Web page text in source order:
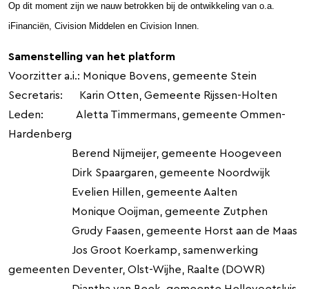
Op dit moment zijn we nauw betrokken bij de ontwikkeling van o.a.
iFinanciën, Civision Middelen en Civision Innen.
Samenstelling van het platform
Voorzitter a.i.: Monique Bovens, gemeente Stein
Secretaris: Karin Otten, Gemeente Rijssen-Holten
Leden: Aletta Timmermans, gemeente Ommen-
Hardenberg
Berend Nijmeijer, gemeente Hoogeveen
Dirk Spaargaren, gemeente Noordwijk
Evelien Hillen, gemeente Aalten
Monique Ooijman, gemeente Zutphen
Grudy Faasen, gemeente Horst aan de Maas
Jos Groot Koerkamp, samenwerking
gemeenten Deventer, Olst-Wijhe, Raalte (DOWR)